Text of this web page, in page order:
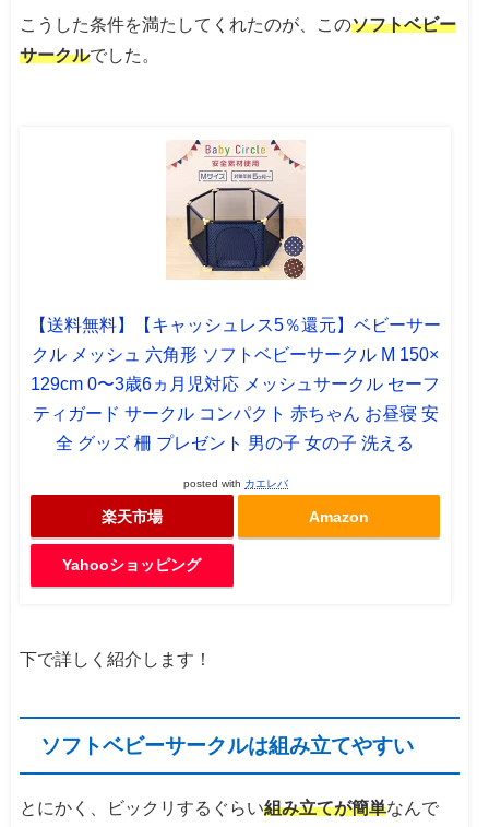
こうした条件を満たしてくれたのが、このソフトベビー
サークルでした。
【送料無料】【キャッシュレス5％還元】ベビーサー
クル メッシュ 六角形 ソフトベビーサークル M 150×
129cm 0〜3歳6ヵ月児対応 メッシュサークル セーフ
ティガード サークル コンパクト 赤ちゃん お昼寝 安
全 グッズ 柵 プレゼント 男の子 女の子 洗える
posted with カエレバ
楽天市場 Amazon
Yahooショッピング
下で詳しく紹介します！
ソフトベビーサークルは組み立てやすい
とにかく、ビックリするぐらい組み立てが簡単なんで